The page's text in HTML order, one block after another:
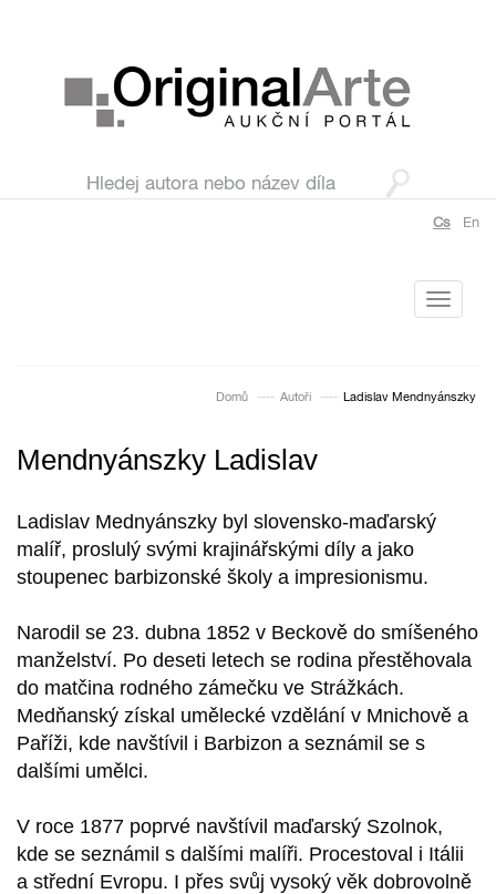
Cs En
Toggle
Domů Autoři Ladislav Mendnyánszky
Mendnyánszky Ladislav
Ladislav Mednyánszky byl slovensko-maďarský
malíř, proslulý svými krajinářskými díly a jako
stoupenec barbizonské školy a impresionismu.
Narodil se 23. dubna 1852 v Beckově do smíšeného
manželství. Po deseti letech se rodina přestěhovala
do matčina rodného zámečku ve Strážkách.
Medňanský získal umělecké vzdělání v Mnichově a
Paříži, kde navštívil i Barbizon a seznámil se s
dalšími umělci.
V roce 1877 poprvé navštívil maďarský Szolnok,
kde se seznámil s dalšími malíři. Procestoval i Itálii
a střední Evropu. I přes svůj vysoký věk dobrovolně